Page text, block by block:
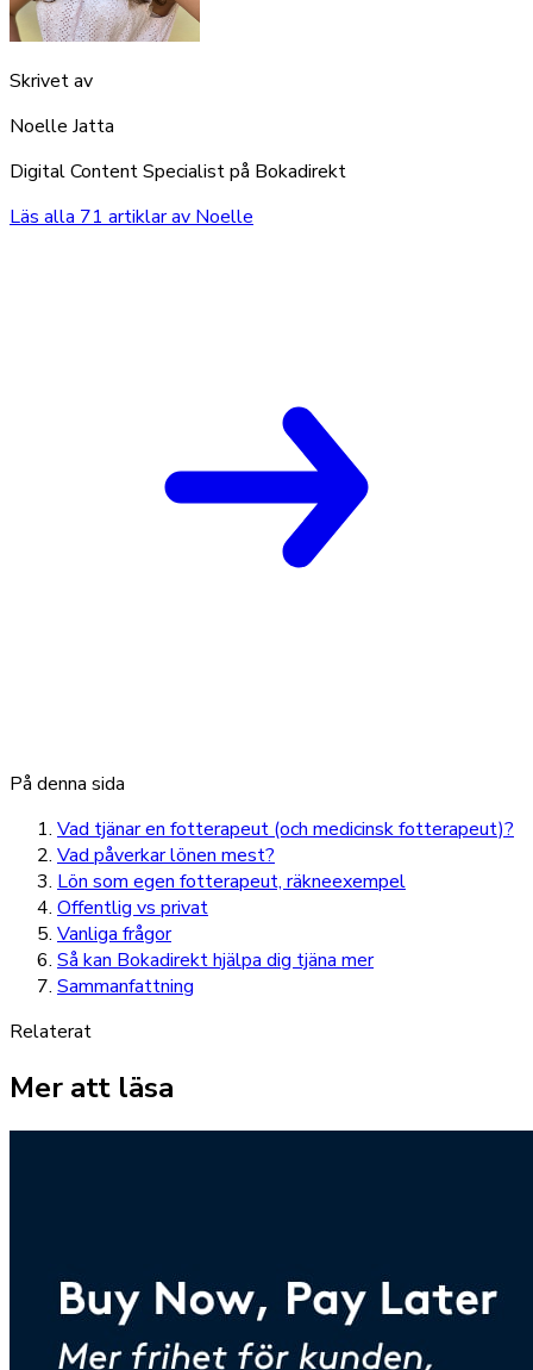
Skrivet av
Noelle Jatta
Digital Content Specialist på Bokadirekt
Läs alla 71 artiklar av Noelle
På denna sida
Vad tjänar en fotterapeut (och medicinsk fotterapeut)?
Vad påverkar lönen mest?
Lön som egen fotterapeut, räkneexempel
Offentlig vs privat
Vanliga frågor
Så kan Bokadirekt hjälpa dig tjäna mer
Sammanfattning
Relaterat
Mer att läsa